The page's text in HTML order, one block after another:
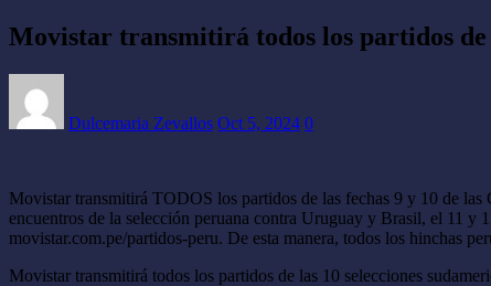
Movistar transmitirá todos los partidos
Dulcemaria Zevallos Oct 5, 2024 0
Movistar transmitirá TODOS los partidos de las fechas 9 y 10 de
encuentros de la selección peruana contra Uruguay y Brasil, el 11
movistar.com.pe/partidos-peru. De esta manera, todos los hinchas
Movistar transmitirá todos los partidos de las 10 selecciones